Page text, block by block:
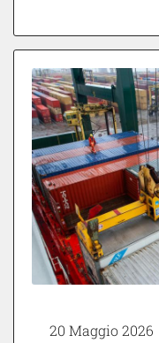
20 Maggio 2026